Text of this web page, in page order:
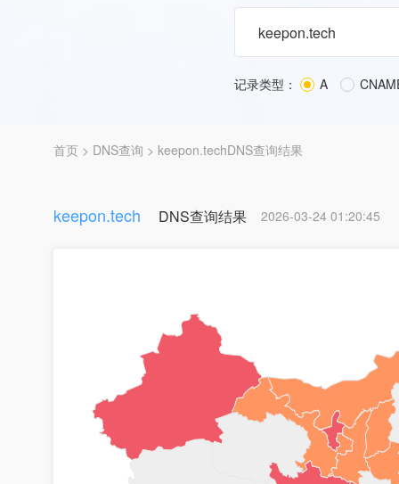
记录类型： A
首页 > DNS查询 > keepon.techDNS查询结果
keepon.tech DNS查询结果 2026-03-24 01:20:45